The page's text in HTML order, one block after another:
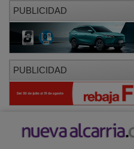
PUBLICIDAD
PUBLICIDAD